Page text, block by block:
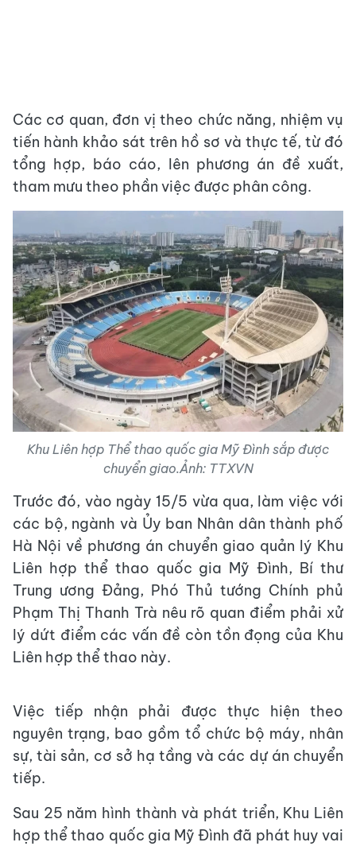
Các cơ quan, đơn vị theo chức năng, nhiệm vụ
tiến hành khảo sát trên hồ sơ và thực tế, từ đó
tổng hợp, báo cáo, lên phương án đề xuất,
tham mưu theo phần việc được phân công.
Khu Liên hợp Thể thao quốc gia Mỹ Đình sắp được
chuyển giao.Ảnh: TTXVN
Trước đó, vào ngày 15/5 vừa qua, làm việc với
các bộ, ngành và Ủy ban Nhân dân thành phố
Hà Nội về phương án chuyển giao quản lý Khu
Liên hợp thể thao quốc gia Mỹ Đình, Bí thư
Trung ương Đảng, Phó Thủ tướng Chính phủ
Phạm Thị Thanh Trà nêu rõ quan điểm phải xử
lý dứt điểm các vấn đề còn tồn đọng của Khu
Liên hợp thể thao này.
Việc tiếp nhận phải được thực hiện theo
nguyên trạng, bao gồm tổ chức bộ máy, nhân
sự, tài sản, cơ sở hạ tầng và các dự án chuyển
tiếp.
Sau 25 năm hình thành và phát triển, Khu Liên
hợp thể thao quốc gia Mỹ Đình đã phát huy vai